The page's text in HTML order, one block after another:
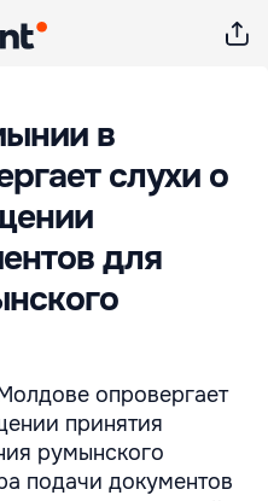
в
слухи о
для
опровергает
принятия
румынского
подачи документов